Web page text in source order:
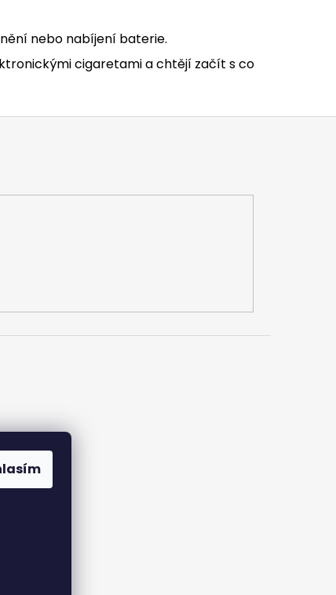
nebo nabíjení baterie.
cigaretami a chtějí začít s co